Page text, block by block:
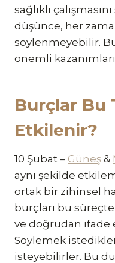
sağlıklı
düşünce, her
söylenmeyebilir.
önemli
Burçlar Bu
Etkilenir?
10 Şubat – Güneş &
aynı şekilde
ortak bir zihinsel
burçları bu
ve doğrudan
Söylemek
isteyebilirler. Bu